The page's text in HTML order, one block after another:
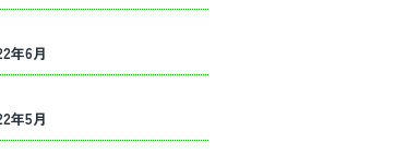
リティーの高い建物解体を目指し、様々な建物の解体
年6月
年5月